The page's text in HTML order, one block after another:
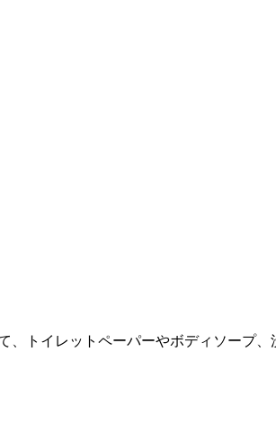
、トイレットペーパーやボディソープ、